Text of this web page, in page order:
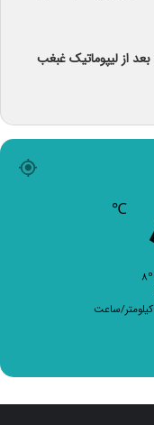
از لیپوماتیک غبغب
℃